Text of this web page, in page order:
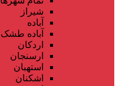
شیراز
آباده
آباده طشک
اردکان
ارسنجان
استهبان
اشکنان